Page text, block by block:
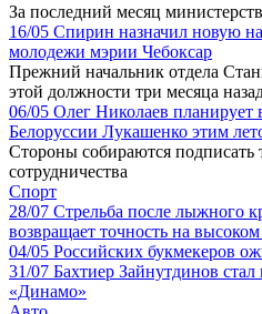
За последний месяц
16/05 Спирин назначил новую
молодежи мэрии Чебоксар
Прежний начальник отдела
этой должности три месяца
06/05 Олег Николаев планирует
Белоруссии Лукашенко этим
Стороны собираются
сотрудничества
Спорт
28/07 Стрельба после лыжного
возвращает точность на высоком
04/05 Российских букмекеров
31/07 Бахтиер Зайнутдинов стал
«Динамо»